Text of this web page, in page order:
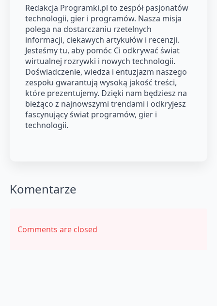
Redakcja Programki.pl to zespół pasjonatów
technologii, gier i programów. Nasza misja
polega na dostarczaniu rzetelnych
informacji, ciekawych artykułów i recenzji.
Jesteśmy tu, aby pomóc Ci odkrywać świat
wirtualnej rozrywki i nowych technologii.
Doświadczenie, wiedza i entuzjazm naszego
zespołu gwarantują wysoką jakość treści,
które prezentujemy. Dzięki nam będziesz na
bieżąco z najnowszymi trendami i odkryjesz
fascynujący świat programów, gier i
technologii.
Komentarze
Comments are closed